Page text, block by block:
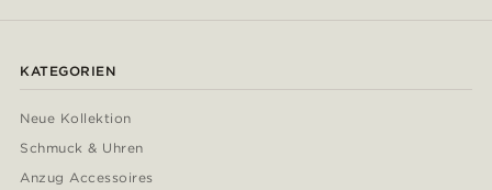
KATEGORIEN
Neue Kollektion
Schmuck & Uhren
Anzug Accessoires